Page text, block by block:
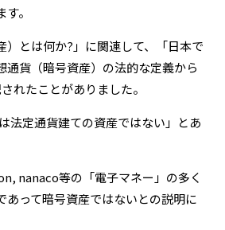
。
）とは何か?」に関連して、「日本で
通貨（暗号資産）の法的な定義から
れたことがありました。
法定通貨建ての資産ではない」とあ
nanaco等の「電子マネー」の多く
あって暗号資産ではないとの説明に